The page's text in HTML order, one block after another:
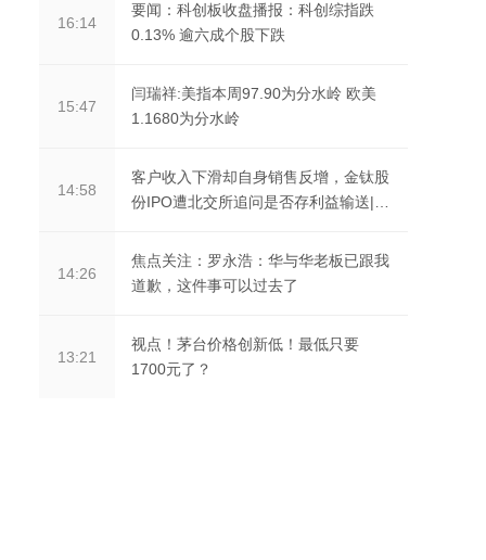
16:14
要闻：科创板收盘播报：科创综指跌
0.13% 逾六成个股下跌
15:47
闫瑞祥:美指本周97.90为分水岭 欧美
1.1680为分水岭
14:58
客户收入下滑却自身销售反增，金钛股
份IPO遭北交所追问是否存利益输送|视
14:26
焦点关注：罗永浩：华与华老板已跟我
道歉，这件事可以过去了
13:21
视点！茅台价格创新低！最低只要
1700元了？